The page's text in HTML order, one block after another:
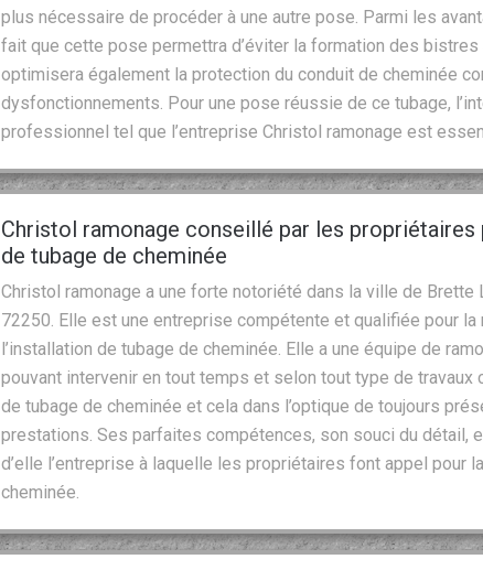
plus nécessaire de procéder à une autre pose. Parmi les
fait que cette pose permettra d’éviter la formation des bistres
optimisera également la protection du conduit de cheminée
dysfonctionnements. Pour une pose réussie de ce tubage,
professionnel tel que l’entreprise Christol ramonage est
Christol ramonage conseillé par les propriétaires
de tubage de cheminée
Christol ramonage a une forte notoriété dans la ville de Brette
72250. Elle est une entreprise compétente et qualifiée pour la
l’installation de tubage de cheminée. Elle a une équipe de
pouvant intervenir en tout temps et selon tout type de travaux
de tubage de cheminée et cela dans l’optique de toujours
prestations. Ses parfaites compétences, son souci du détail,
d’elle l’entreprise à laquelle les propriétaires font appel pour
cheminée.